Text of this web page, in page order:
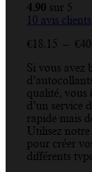
4.90 sur 5
10 avis clients
€18.15 – €
Si vous avez
qualité, vous
d’un service
rapide mais
Utilisez
pour créer
différents